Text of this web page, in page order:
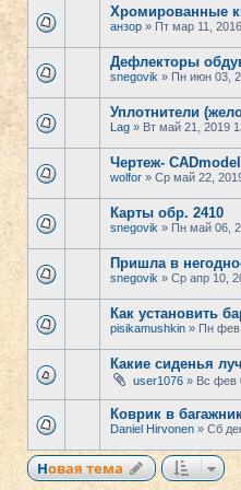
Хромированные
анзор » Пт мар 11,
Дефлекторы
snegovik » Пн июн 03,
Уплотнители
Lag » Вт май 21, 2019
Чертеж-
wolfor » Ср май 22,
Карты обр. 2410
snegovik » Пн май 06,
Пришла в
snegovik » Ср апр 10,
Как установить
pisikamushkin » Пн фев
Какие сиденья
user1076 » Вс фев
Коврик в
Daniel Hirvonen » Сб
Новая тема